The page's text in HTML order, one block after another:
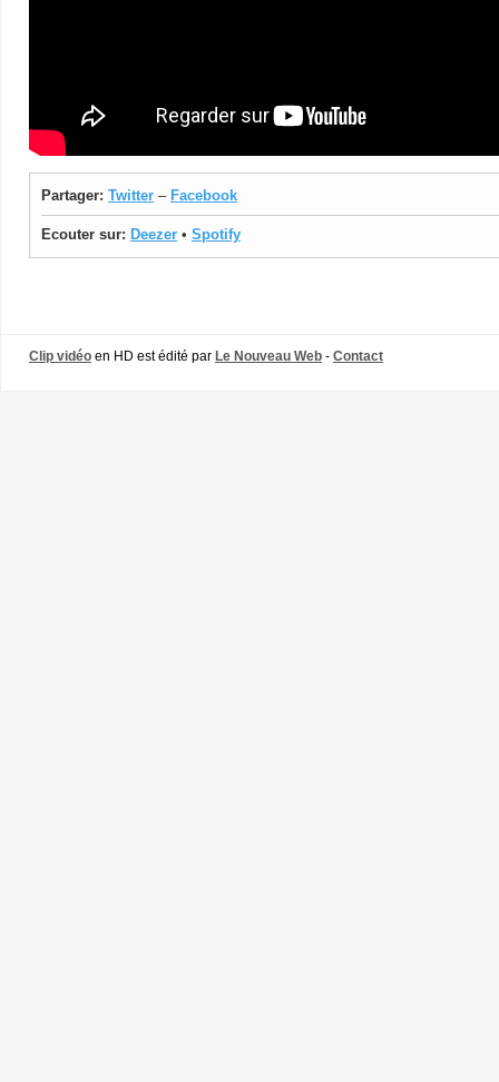
Partager: Twitter – Facebook
Ecouter sur: Deezer • Spotify
Clip vidéo en HD est édité par Le Nouveau Web - Contact